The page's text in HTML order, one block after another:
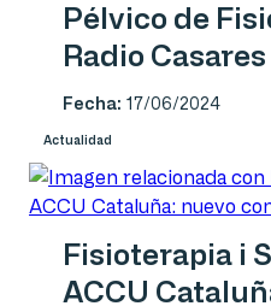
Pélvico de
Radio Casares
Fecha: 17/06/2024
Actualidad
Fisioterapia i
ACCU